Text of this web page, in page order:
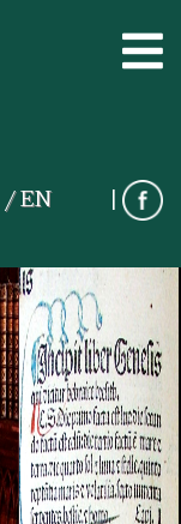
EN